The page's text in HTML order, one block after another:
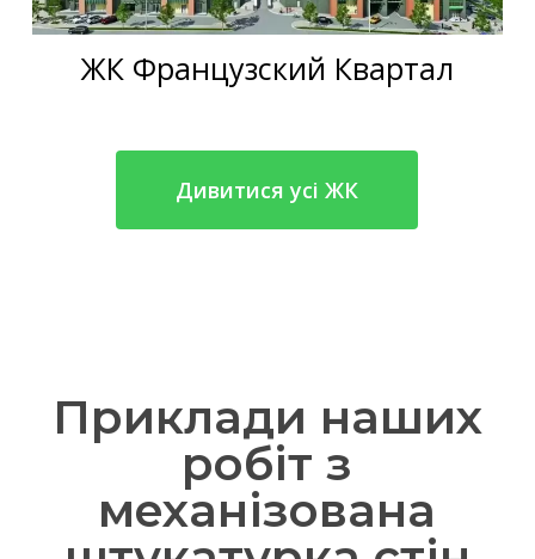
ЖК Французский Квартал
Дивитися усі ЖК
Приклади наших
робіт з
механізована